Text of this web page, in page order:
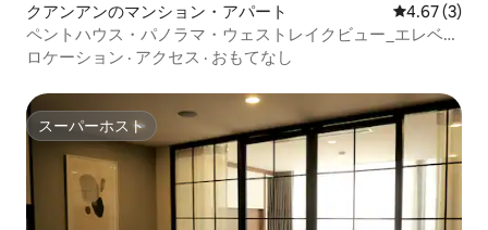
クアンアンのマンション・アパート レビュー3
4.67 (3)
ペントハウス・パノラマ・ウェストレイクビュー_エレベー
ター•屋上バーベキュー
ロケーション · アクセス · おもてなし
スーパーホスト
スーパーホスト